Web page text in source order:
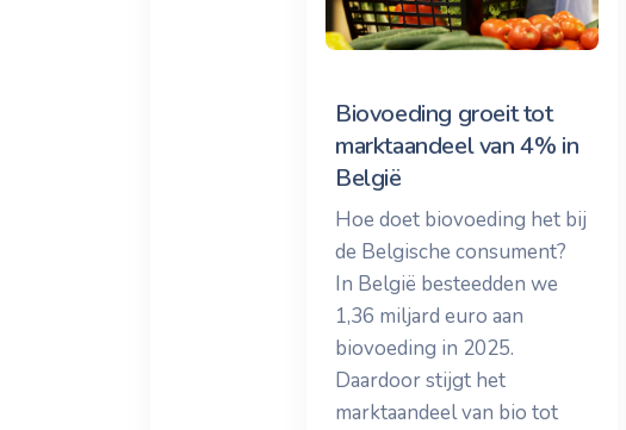
Biovoeding groeit tot
marktaandeel van 4% in
België
Hoe doet biovoeding het bij
de Belgische consument?
In België besteedden we
1,36 miljard euro aan
biovoeding in 2025.
Daardoor stijgt het
marktaandeel van bio tot